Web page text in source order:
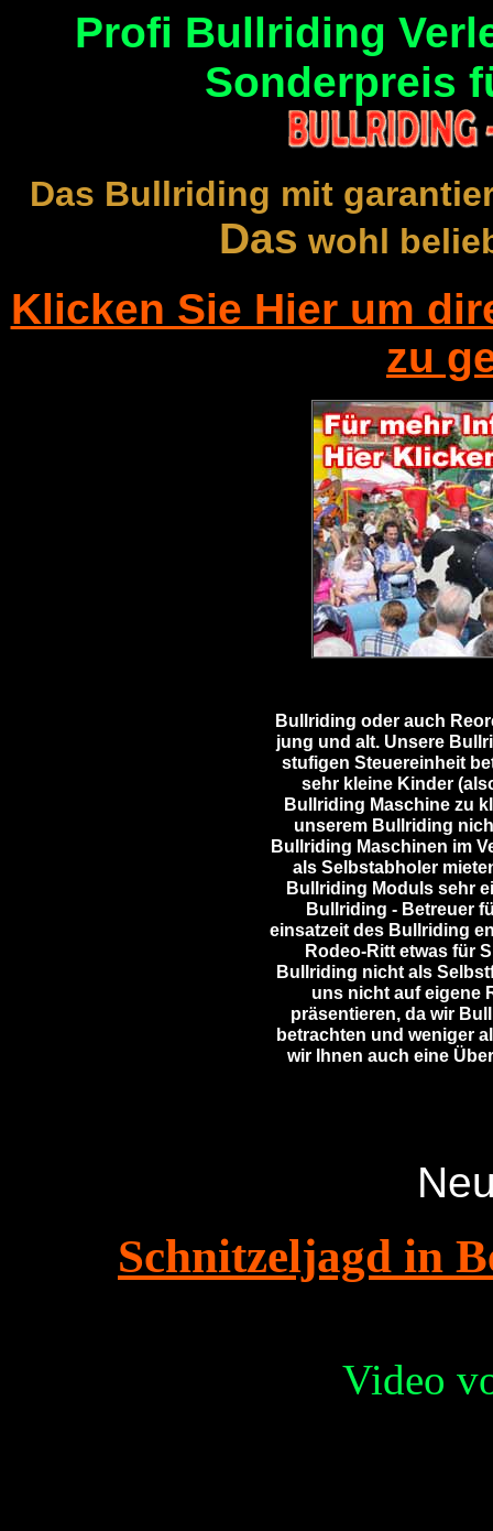
Profi Bullriding
Sonderpreis
Das Bullriding mit
Das wohl
Klicken Sie Hier um
zu
Bullriding oder auch
jung und alt. Unsere
stufigen Steuereinheit
sehr kleine Kinder
Bullriding Maschine zu
unserem Bullriding
Bullriding Maschinen im
als Selbstabholer
Bullriding Moduls sehr
Bullriding - Betreuer
einsatzeit des Bullriding
Rodeo-Ritt etwas für
Bullriding nicht als
uns nicht auf eigene
präsentieren, da wir
betrachten und weniger
wir Ihnen auch eine
Schnitzeljagd in
Video